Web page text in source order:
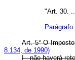
"Art. 30.
Parágrafo
Art. 5° O
8.134, de 1990)
I - não haverá